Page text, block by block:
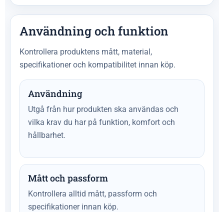
Användning och funktion
Kontrollera produktens mått, material,
specifikationer och kompatibilitet innan köp.
Användning
Utgå från hur produkten ska användas och
vilka krav du har på funktion, komfort och
hållbarhet.
Mått och passform
Kontrollera alltid mått, passform och
specifikationer innan köp.